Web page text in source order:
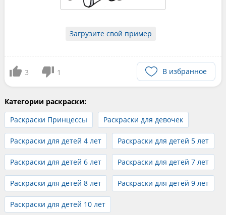
Загрузите свой пример
3 1 В избранное
Категории раскраски:
Раскраски Принцессы
Раскраски для девочек
Раскраски для детей 4 лет Раскраски для детей 5 лет
Раскраски для детей 6 лет Раскраски для детей 7 лет
Раскраски для детей 8 лет Раскраски для детей 9 лет
Раскраски для детей 10 лет